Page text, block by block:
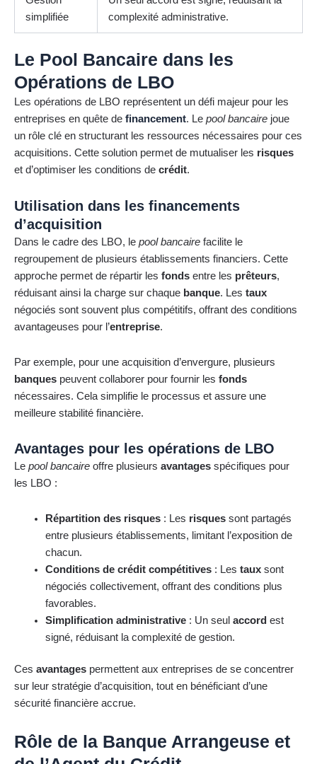
simplifiée
complexité administrative.
Le Pool Bancaire dans les
Opérations de LBO
Les opérations de LBO représentent un défi majeur pour les
entreprises en quête de financement. Le pool bancaire joue
un rôle clé en structurant les ressources nécessaires pour ces
acquisitions. Cette solution permet de mutualiser les risques
et d’optimiser les conditions de crédit.
Utilisation dans les financements
d’acquisition
Dans le cadre des LBO, le pool bancaire facilite le
regroupement de plusieurs établissements financiers. Cette
approche permet de répartir les fonds entre les prêteurs,
réduisant ainsi la charge sur chaque banque. Les taux
négociés sont souvent plus compétitifs, offrant des conditions
avantageuses pour l’entreprise.
Par exemple, pour une acquisition d’envergure, plusieurs
banques peuvent collaborer pour fournir les fonds
nécessaires. Cela simplifie le processus et assure une
meilleure stabilité financière.
Avantages pour les opérations de LBO
Le pool bancaire offre plusieurs avantages spécifiques pour
les LBO :
Répartition des risques: Les risquessont partagés
entre plusieurs établissements, limitant l’exposition de
chacun.
Conditions de crédit compétitives: Les tauxsont
négociés collectivement, offrant des conditions plus
favorables.
Simplification administrative: Un seul accordest
signé, réduisant la complexité de gestion.
Ces avantages permettent aux entreprises de se concentrer
sur leur stratégie d’acquisition, tout en bénéficiant d’une
sécurité financière accrue.
Rôle de la Banque Arrangeuse et